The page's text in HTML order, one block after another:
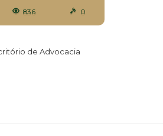
836 0
de Advocacia